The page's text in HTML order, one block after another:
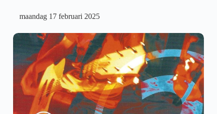
maandag 17 februari 2025